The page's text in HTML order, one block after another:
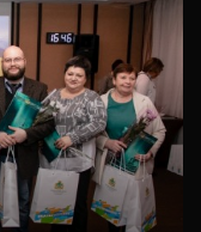
поваров и